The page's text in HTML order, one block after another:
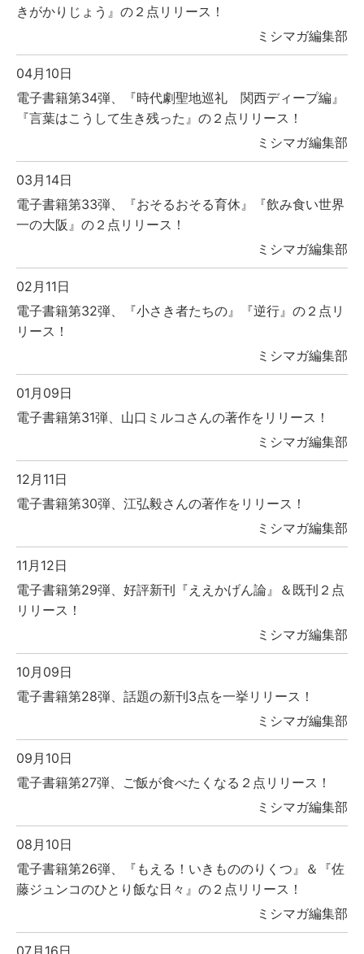
きがかりじょう』の２点リリース！
ミシマガ編集部
04月10日
電子書籍第34弾、『時代劇聖地巡礼 関西ディープ編』
『言葉はこうして生き残った』の２点リリース！
ミシマガ編集部
03月14日
電子書籍第33弾、『おそるおそる育休』『飲み食い世界
一の大阪』の２点リリース！
ミシマガ編集部
02月11日
電子書籍第32弾、『小さき者たちの』『逆行』の２点リ
リース！
ミシマガ編集部
01月09日
電子書籍第31弾、山口ミルコさんの著作をリリース！
ミシマガ編集部
12月11日
電子書籍第30弾、江弘毅さんの著作をリリース！
ミシマガ編集部
11月12日
電子書籍第29弾、好評新刊『ええかげん論』＆既刊２点
リリース！
ミシマガ編集部
10月09日
電子書籍第28弾、話題の新刊3点を一挙リリース！
ミシマガ編集部
09月10日
電子書籍第27弾、ご飯が食べたくなる２点リリース！
ミシマガ編集部
08月10日
電子書籍第26弾、『もえる！いきもののりくつ』＆『佐
藤ジュンコのひとり飯な日々』の２点リリース！
ミシマガ編集部
07月16日